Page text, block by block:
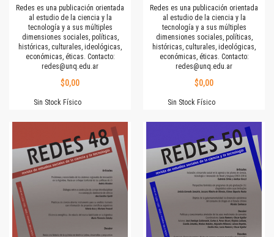
Redes es una publicación orientada
al estudio de la ciencia y la
tecnología y a sus múltiples
dimensiones sociales, políticas,
históricas, culturales, ideológicas,
económicas, éticas. Contacto:
redes@unq.edu.ar
$0,00
Sin Stock Físico
Redes es una publicación orientada
al estudio de la ciencia y la
tecnología y a sus múltiples
dimensiones sociales, políticas,
históricas, culturales, ideológicas,
económicas, éticas. Contacto:
redes@unq.edu.ar
$0,00
Sin Stock Físico